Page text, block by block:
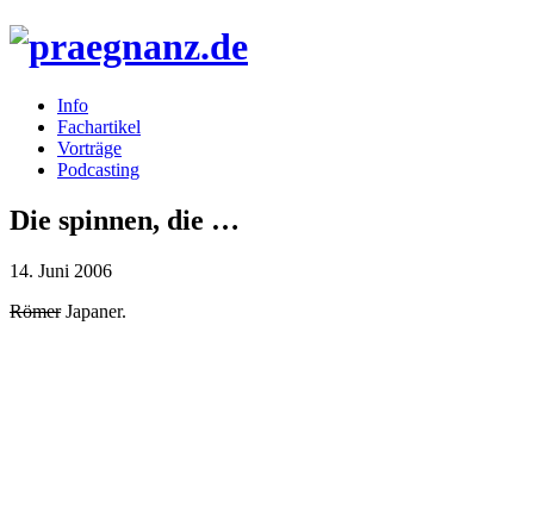
Info
Fachartikel
Vorträge
Podcasting
Die spinnen, die …
14. Juni 2006
RömerJapaner.